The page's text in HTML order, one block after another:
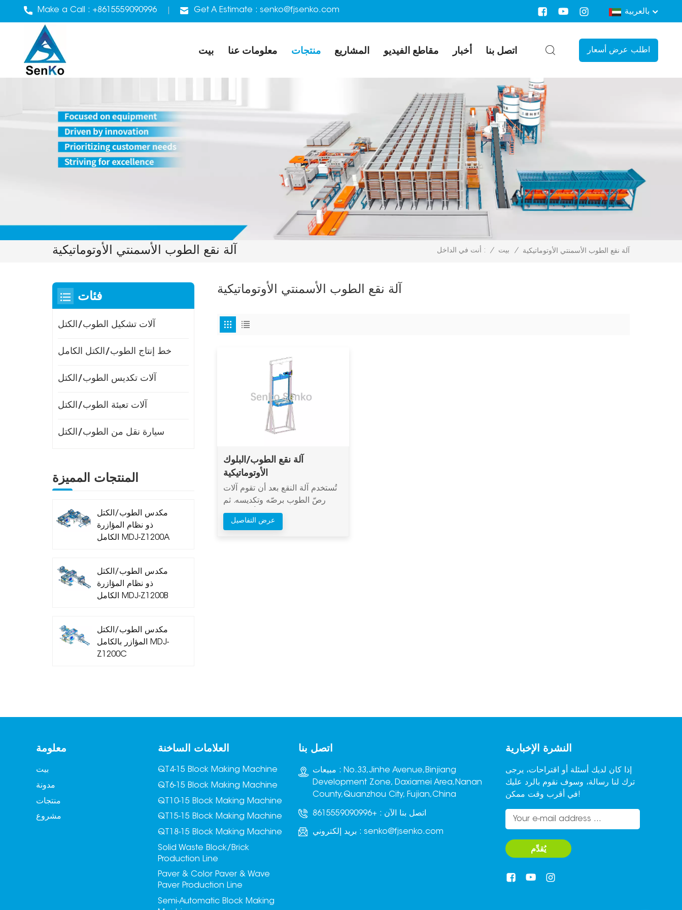
Make a Call : +8615559090996 Get A Estimate : senko@fjsenko.com بالعربية
بيت معلومات عنا منتجات المشاريع مقاطع الفيديو أخبار اتصل بنا اطلب عرض أسعار
آلة نقع الطوب الأسمنتي الأوتوماتيكية أنت في الداخل : / بيت / آلة نقع الطوب الأسمنتي الأوتوماتيكية
آلة نقع الطوب الأسمنتي الأوتوماتيكية
آلة نقع الطوب/البلوك
الأوتوماتيكية
تُستخدم آلة النقع بعد أن تقوم آلات
رصّ الطوب برصّه وتكديسه. ثم
توضع كومة الطوب بأكملها في
عرض التفاصيل
فئات
آلات تشكيل الطوب/الكتل
خط إنتاج الطوب/الكتل الكامل
آلات تكديس الطوب/الكتل
آلات تعبئة الطوب/الكتل
سيارة نقل من الطوب/الكتل
المنتجات المميزة
مكدس الطوب/الكتل
ذو نظام المؤازرة
الكامل MDJ-Z1200A
مكدس الطوب/الكتل
ذو نظام المؤازرة
الكامل MDJ-Z1200B
مكدس الطوب/الكتل
المؤازر بالكامل MDJ-
Z1200C
معلومة
بيت
مدونة
منتجات
مشروع
العلامات الساخنة
QT4-15 Block Making Machine
QT6-15 Block Making Machine
QT10-15 Block Making Machine
QT15-15 Block Making Machine
QT18-15 Block Making Machine
Solid Waste Block/Brick
Production Line
Paver & Color Paver & Wave
Paver Production Line
Semi-Automatic Block Making
اتصل بنا
مبيعات : No.33,Jinhe Avenue,Binjiang
Development Zone, Daxiamei Area,Nanan
County,Quanzhou City, Fujian,China
اتصل بنا الآن : +8615559090996
بريد إلكتروني : senko@fjsenko.com
النشرة الإخبارية
إذا كان لديك أسئلة أو اقتراحات، يرجى
ترك لنا رسالة، وسوف نقوم بالرد عليك
في أقرب وقت ممكن!
يُقدِّم